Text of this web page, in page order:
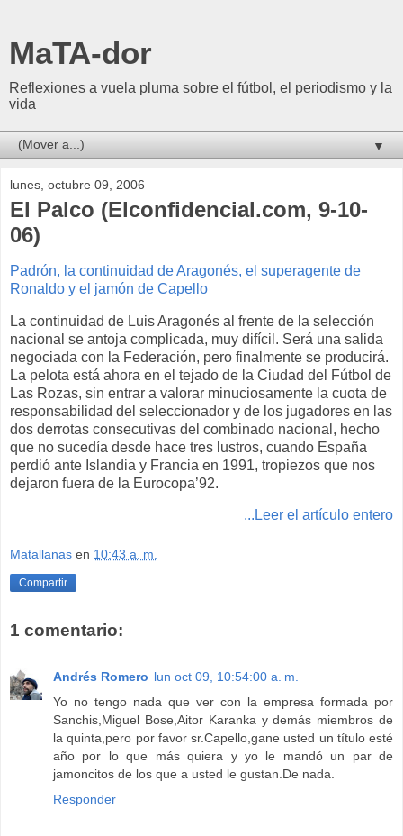
MaTA-dor
Reflexiones a vuela pluma sobre el fútbol, el periodismo y la
vida
▼
lunes, octubre 09, 2006
El Palco (Elconfidencial.com, 9-10-
06)
Padrón, la continuidad de Aragonés, el superagente de
Ronaldo y el jamón de Capello
La continuidad de Luis Aragonés al frente de la selección
nacional se antoja complicada, muy difícil. Será una salida
negociada con la Federación, pero finalmente se producirá.
La pelota está ahora en el tejado de la Ciudad del Fútbol de
Las Rozas, sin entrar a valorar minuciosamente la cuota de
responsabilidad del seleccionador y de los jugadores en las
dos derrotas consecutivas del combinado nacional, hecho
que no sucedía desde hace tres lustros, cuando España
perdió ante Islandia y Francia en 1991, tropiezos que nos
dejaron fuera de la Eurocopa’92.
...Leer el artículo entero
Matallanas en 10:43 a. m.
Compartir
1 comentario:
Andrés Romero lun oct 09, 10:54:00 a. m.
Yo no tengo nada que ver con la empresa formada por
Sanchis,Miguel Bose,Aitor Karanka y demás miembros de
la quinta,pero por favor sr.Capello,gane usted un título esté
año por lo que más quiera y yo le mandó un par de
jamoncitos de los que a usted le gustan.De nada.
Responder